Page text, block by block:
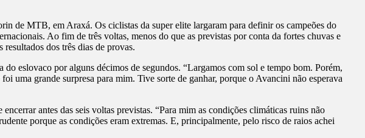
de MTB, em Araxá. Os ciclistas da super elite largaram para definir os campeões do
Ao fim de três voltas, menos do que as previstas por conta da fortes chuvas e
dos três dias de provas.
eslovaco por alguns décimos de segundos. “Largamos com sol e tempo bom. Porém,
uma grande surpresa para mim. Tive sorte de ganhar, porque o Avancini não esperava
antes das seis voltas previstas. “Para mim as condições climáticas ruins não
porque as condições eram extremas. E, principalmente, pelo risco de raios achei